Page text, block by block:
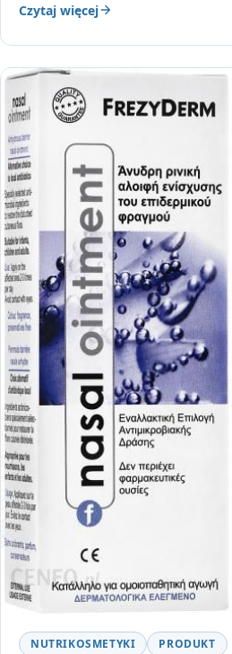
Czytaj więcej
NUTRIKOSMETYKI PRODUKT